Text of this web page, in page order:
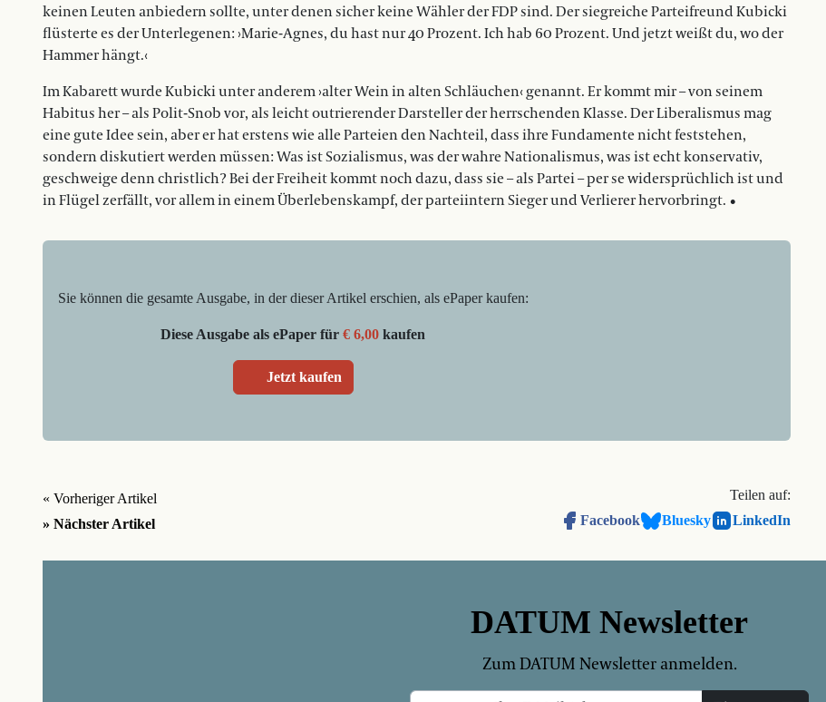
keinen Leuten anbiedern sollte, unter denen sicher keine Wähler der FDP sind. Der siegreiche Parteifreund Kubicki
flüsterte es der Unterlegenen: ›Marie-Agnes, du hast nur 40 Prozent. Ich hab 60 Prozent. Und jetzt weißt du, wo der
Hammer hängt.‹
Im Kabarett wurde Kubicki unter anderem ›alter Wein in alten Schläuchen‹ genannt. Er kommt mir – von seinem
Habitus her – als Polit-Snob vor, als leicht outrierender Darsteller der herrschenden Klasse. Der Liberalismus mag
eine gute Idee sein, aber er hat erstens wie alle Parteien den Nachteil, dass ihre Fundamente nicht feststehen,
sondern diskutiert werden müssen: Was ist Sozialismus, was der wahre Nationalismus, was ist echt konservativ,
geschweige denn christlich? Bei der Freiheit kommt noch dazu, dass sie – als Partei – per se widersprüchlich ist und
in Flügel zerfällt, vor allem in einem Überlebenskampf, der parteiintern Sieger und Verlierer hervorbringt. •
Sie können die gesamte Ausgabe, in der dieser Artikel erschien, als ePaper kaufen:
Diese Ausgabe als ePaper für€ 6,00 kaufen
Jetzt kaufen
« Vorheriger Artikel
» Nächster Artikel
Teilen auf:
Facebook
Bluesky LinkedIn
DATUM Newsletter
Zum DATUM Newsletter anmelden.